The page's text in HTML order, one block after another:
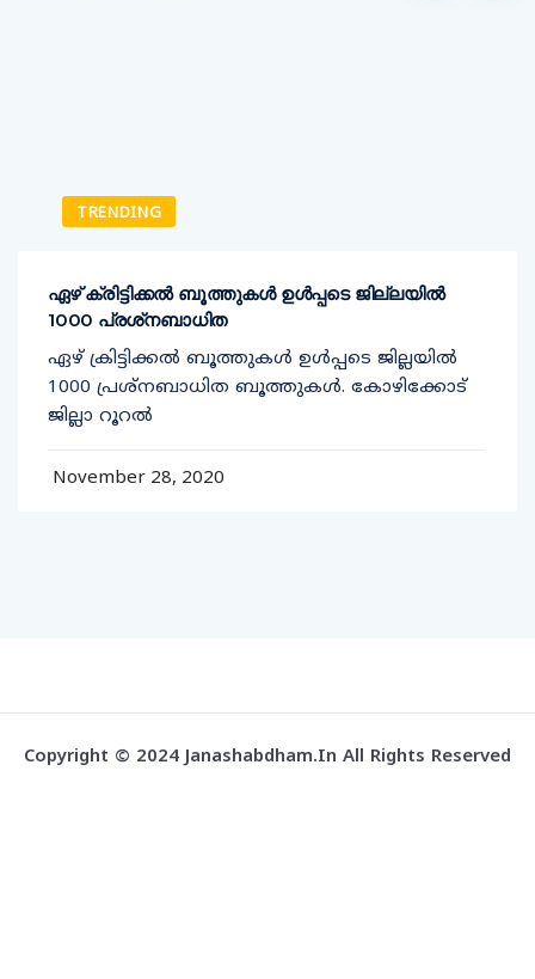
1000 പ്രശ്‌നബാധിത
ഏഴ് ക്രിട്ടിക്കല്‍ ബൂത്തുകള്‍ ഉള്‍പ്പടെ ജില്ലയില്‍
1000 പ്രശ്‌നബാധിത ബൂത്തുകള്‍. കോഴിക്കോട്
ജില്ലാ റൂറല്‍